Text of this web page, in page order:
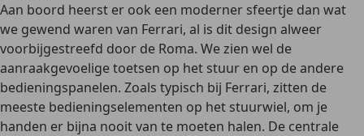
Aan boord heerst er ook een moderner sfeertje dan wat
we gewend waren van Ferrari, al is dit design alweer
voorbijgestreefd door de Roma. We zien wel de
aanraakgevoelige toetsen op het stuur en op de andere
bedieningspanelen. Zoals typisch bij Ferrari, zitten de
meeste bedieningselementen op het stuurwiel, om je
handen er bijna nooit van te moeten halen. De centrale